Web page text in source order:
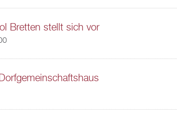
Bretten stellt sich vor